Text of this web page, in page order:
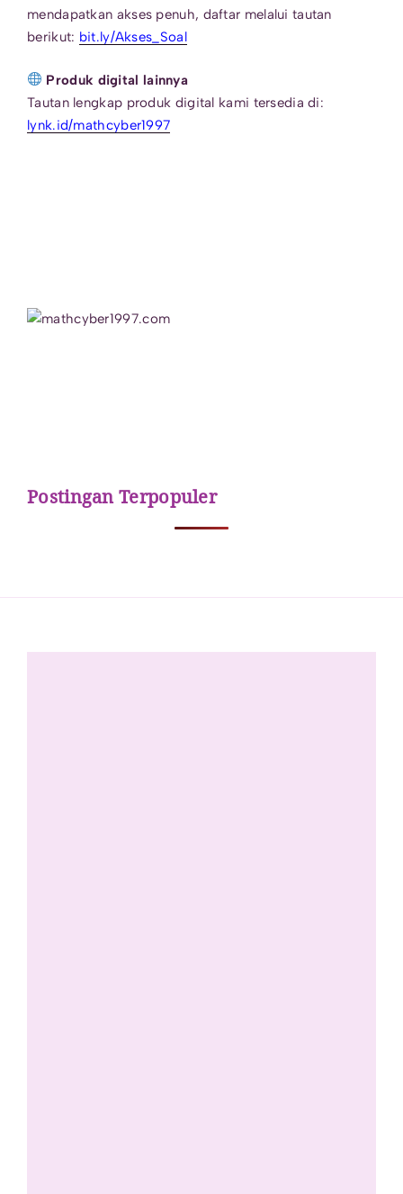
mendapatkan akses penuh, daftar melalui tautan
berikut: bit.ly/Akses_Soal
Produk digital lainnya
Tautan lengkap produk digital kami tersedia di:
lynk.id/mathcyber1997
Postingan Terpopuler